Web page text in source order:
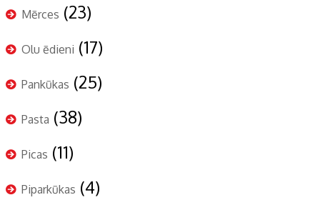
Mērces (23)
Olu ēdieni (17)
Pankūkas (25)
Pasta (38)
Picas (11)
Piparkūkas (4)